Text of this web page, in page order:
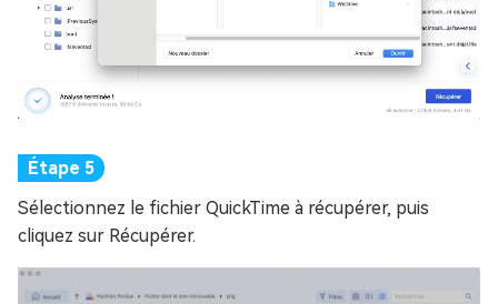
Sélectionnez le fichier QuickTime à récupérer, puis
cliquez sur Récupérer.